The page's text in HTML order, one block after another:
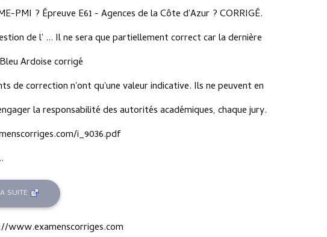
PMI ? Épreuve E61 - Agences de la Côte d'Azur ? CORRIGÉ.
de l' ... Il ne sera que partiellement correct car la dernière
Ardoise corrigé
de correction n'ont qu'une valeur indicative. Ils ne peuvent en
la responsabilité des autorités académiques, chaque jury.
i_9036.pdf
SUITE
www.examenscorriges.com